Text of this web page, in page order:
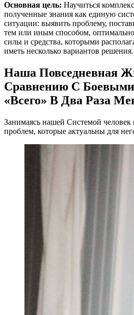
Основная цель: Научиться
полученные знания как единую
ситуации: выявить проблему,
тем или иным способом, оптимально
силы и средства, которыми
иметь несколько вариантов решения.
Наша Повседневная
Сравнению С
«Всего» В Два Раза
Занимаясь нашей Системой человек
проблем, которые актуальны для